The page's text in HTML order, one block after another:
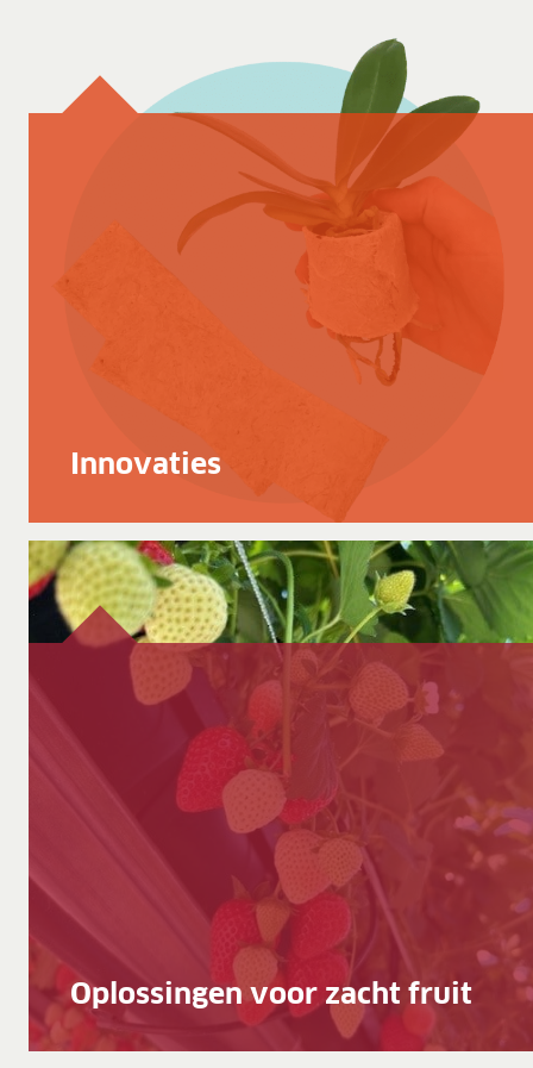
Innovaties
Oplossingen voor zacht fruit